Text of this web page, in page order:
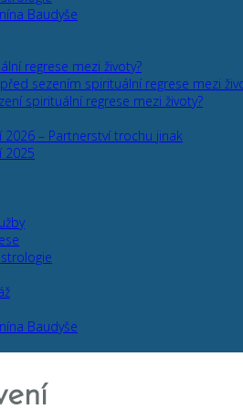
Baudyše
regrese mezi životy?
sezením spirituální regrese mezi
spirituální regrese mezi životy?
2026 – Partnerství trochu jinak
2025
Baudyše